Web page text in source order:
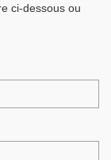
ci-dessous ou